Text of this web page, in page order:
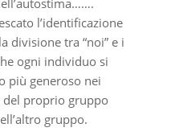
l’identificazione
divisione tra “noi” e i
ogni individuo si
più generoso nei
proprio gruppo
gruppo.